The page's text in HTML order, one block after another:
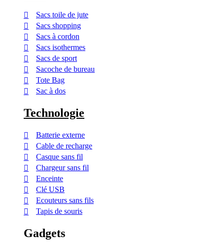
Sacs toile de jute
Sacs shopping
Sacs à cordon
Sacs isothermes
Sacs de sport
Sacoche de bureau
Tote Bag
Sac à dos
Technologie
Batterie externe
Cable de recharge
Casque sans fil
Chargeur sans fil
Enceinte
Clé USB
Ecouteurs sans fils
Tapis de souris
Gadgets